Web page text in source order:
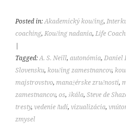
Posted in:Akademický koučing,
coaching,Koučing nadania,Life
Tagged:A. S. Neill,autonómia,Daniel
Slovensku,koučing zamestnancov,
majstrovstvo,manažérske zručnosti,
zamestnancov,os,škála,Steve de
tresty,vedenie ľudí,vizualizácia,
zmysel